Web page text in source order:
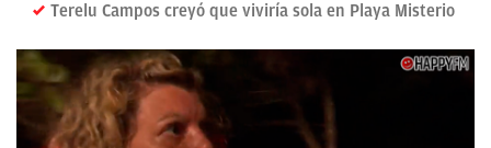
Terelu Campos creyó que viviría sola en Playa Misterio